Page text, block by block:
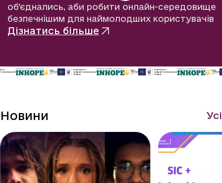
об'єднались, аби робити онлайн-середовище
безпечнішим для наймолодших користувачів
Дізнатись більше
Новини Усі